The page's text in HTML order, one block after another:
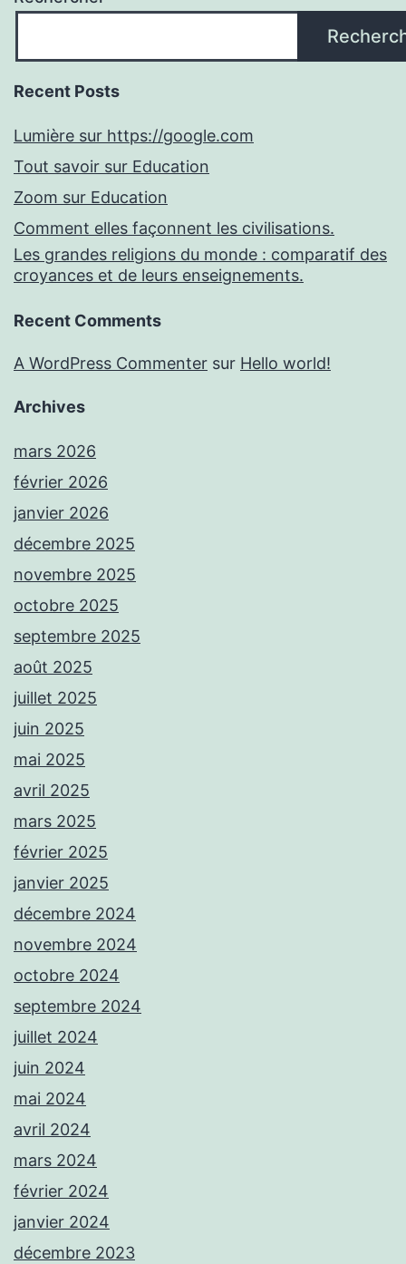
Recent Posts
Lumière sur https://google.com
Tout savoir sur Education
Zoom sur Education
Comment elles façonnent les civilisations.
Les grandes religions du monde : comparatif des
croyances et de leurs enseignements.
Recent Comments
A WordPress Commenter sur Hello world!
Archives
mars 2026
février 2026
janvier 2026
décembre 2025
novembre 2025
octobre 2025
septembre 2025
août 2025
juillet 2025
juin 2025
mai 2025
avril 2025
mars 2025
février 2025
janvier 2025
décembre 2024
novembre 2024
octobre 2024
septembre 2024
juillet 2024
juin 2024
mai 2024
avril 2024
mars 2024
février 2024
janvier 2024
décembre 2023